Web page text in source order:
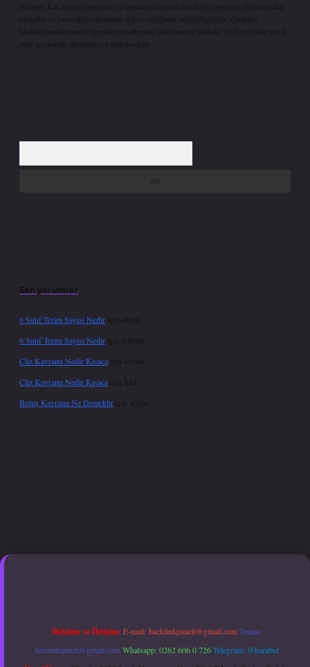
Sitemiz, kar amacı gütmeyen ve tamamen ücretsiz bir bilgi paylaşım platformudur.
Hukuka ve yasal düzenlemelere aykırı olduğunu düşündüğünüz içerikleri,
backlinkpanelicomtr@gmail.com
adresine bildirmeniz halinde, ilgili içerikler yasal
süre içerisinde sitemizden kaldırılacaktır.
Son yorumlar
6 Sınıf Terim Sayısı Nedir için
admin
6 Sınıf Terim Sayısı Nedir için Nilgün
Cüz Kavramı Nedir Kısaca için
admin
Cüz Kavramı Nedir Kısaca için İpek
Buluş Kavramı Ne Demektir için admin
hiltonbet güncel giriş
Reklam ve İletişim: E-mail:backlinkpaneli@gmail.com Teams:
forumhizmeti@gmail.comWhatsapp: 0262 606 0 726Telegram: @karabul